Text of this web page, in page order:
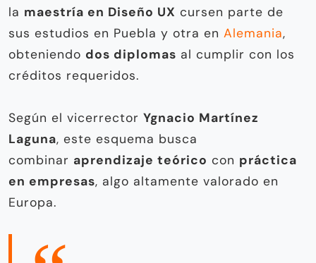
la maestría en Diseño UX cursen parte de
sus estudios en Puebla y otra en Alemania,
obteniendo dos diplomas al cumplir con los
créditos requeridos.
Según el vicerrector Ygnacio Martínez
Laguna, este esquema busca
combinar aprendizaje teórico con práctica
en empresas, algo altamente valorado en
Europa.